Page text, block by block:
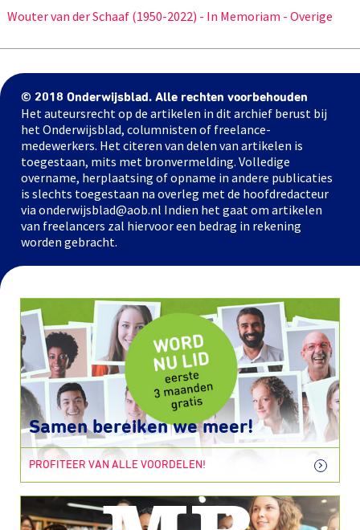
Wouter van der Schaaf (1950-2022) - In Memoriam - Overige
© 2018 Onderwijsblad. Alle rechten voorbehouden
Het auteursrecht op de artikelen in dit archief berust bij
het Onderwijsblad, columnisten of freelance-
medewerkers. Het citeren van delen van artikelen is
toegestaan, mits met bronvermelding. Volledige
overname, herplaatsing of opname in andere publicaties
is slechts toegestaan na overleg met de hoofdredacteur
via onderwijsblad@aob.nl Indien het gaat om artikelen
van freelancers zal hiervoor een bedrag in rekening
worden gebracht.
Samen bereiken we meer!
PROFITEER VAN ALLE VOORDELEN!